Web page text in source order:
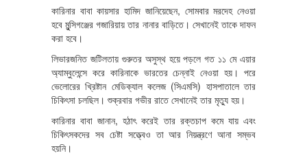
কারিনার বাবা কায়সার হামিদ জানিয়েছেন, সোমবার মরদেহ নেওয়া
হবে মুন্সিগঞ্জের গজারিয়ায় তার নানার বাড়িতে। সেখানেই তাকে দাফন
করা হবে।
লিভারজনিত জটিলতায় গুরুতর অসুস্থ হয়ে পড়লে গত ১১ মে এয়ার
অ্যাম্বুলেন্সে করে কারিনাকে ভারতের চেন্নাই নেওয়া হয়। পরে
ভেলোরের খ্রিষ্টান মেডিক্যাল কলেজ (সিএমসি) হাসপাতালে তার
চিকিৎসা চলছিল। শুক্রবার গভীর রাতে সেখানেই তার মৃত্যু হয়।
কারিনার বাবা জানান, হঠাৎ করেই তার রক্তচাপ কমে যায় এবং
চিকিৎসকদের সব চেষ্টা সত্ত্বেও তা আর নিয়ন্ত্রণে আনা সম্ভব
হয়নি।